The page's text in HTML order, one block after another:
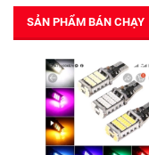
SẢN PHẨM BÁN CHẠY